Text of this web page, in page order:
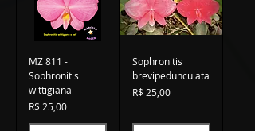
MZ 811 -
Sophronitis
wittigiana
Preço
R$ 25,00
Sophronitis
brevipedunculata
Preço
R$ 25,00